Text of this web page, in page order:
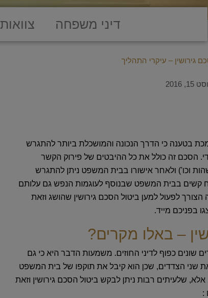
דיני משפחה צוואות
גירושין – עיקרי התהליך
2016
בטענה כי הדרך הנכונה והמושכלת ביותר להתגרש
הסכם זה כולל את כל ההיבטים של פירוק הקשר
וכו') ולאחר אישורו בבית המשפט ניתן להתגרש
קשים בבית המשפט שבנוסף לעוגמות הנפש גם עלותם
לפעול למען ביטול הסכם גירושין שהושג וזאת
בפניכם מייד.
– באלו מקרים?
שונים כפוף לדיני החוזים. משמעות הדבר היא כי גם
את שני הצדדים, שכן הוא קיבל את תוקפו של בית המשפט
שלעיתים רבות ניתן לבקש ביטול הסכם גירושין וזאת
: